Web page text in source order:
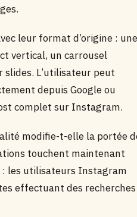
leur format d’origine : une
vertical, un carrousel
slides. L’utilisateur peut
depuis Google ou
complet sur Instagram.
modifie-t-elle la portée
touchent maintenant
les utilisateurs Instagram
effectuant des recherches